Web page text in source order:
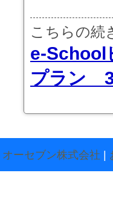
こちらの続
e-School
プラン
オーセブン株式会社 |